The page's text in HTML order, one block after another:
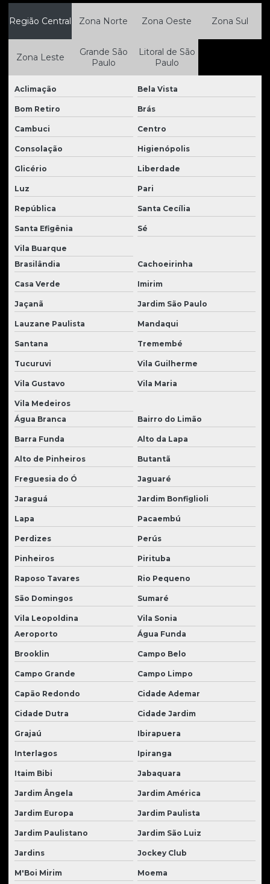
Fábrica de cabines para tratores
Fabricantes de cabines para tratores
Fabricantes de peças para tratores
Filtros para tratores
Laminas para tratores
Manutenção de Material Rodante de Tratores
Manutenção de peças para tratores
Material rodante para trator de esteira
Material rodante para tratores
Mini escavadeira usada à venda
Moto scraper usado à venda
Motoniveladora à venda
Motor de giro escavadeira
Motor de tração escavadeira
Motor de translação
Motores para tratores
Pá carregadeira usada
Parafuso para trator de esteira
Peças para carregadeira volvo
Peças caterpillar
Peças caterpillar usadas
Peças para escavadeira hidráulica
Peças para escavadeiras
Peças para escavadeiras case
Peças para escavadeiras Hyundai
Peças para escavadeiras komatsu
Peças para moto scraper
Peças para motoniveladoras
Peças para motor cummins
Peças para motor perkins
Peças para motor de trator
Peças para pá carregadeira
Peças para retroescavadeiras
Peças para tratores
Peças para tratores caterpillar
Peças para tratores de esteira
Peças para tratores komatsu
Peças para tratores new holland
Região Central Zona Norte Zona Oeste Zona Sul
Zona Leste
Grande São
Paulo
Litoral de São
Paulo
Aclimação Bela Vista
Bom Retiro Brás
Cambuci Centro
Consolação Higienópolis
Glicério Liberdade
Luz Pari
República Santa Cecília
Santa Efigênia Sé
Vila Buarque
Brasilândia
Cachoeirinha
Casa Verde Imirim
Jaçanã Jardim São Paulo
Lauzane Paulista Mandaqui
Santana Tremembé
Tucuruvi Vila Guilherme
Vila Gustavo Vila Maria
Vila Medeiros
Água Branca
Bairro do Limão
Barra Funda Alto da Lapa
Alto de Pinheiros Butantã
Freguesia do Ó Jaguaré
Jaraguá Jardim Bonfiglioli
Lapa Pacaembú
Perdizes Perús
Pinheiros Pirituba
Raposo Tavares Rio Pequeno
São Domingos Sumaré
Vila Leopoldina
Vila Sonia
Aeroporto
Água Funda
Brooklin Campo Belo
Campo Grande Campo Limpo
Capão Redondo Cidade Ademar
Cidade Dutra Cidade Jardim
Grajaú Ibirapuera
Interlagos Ipiranga
Itaim Bibi Jabaquara
Jardim Ângela Jardim América
Jardim Europa Jardim Paulista
Jardim Paulistano Jardim São Luiz
Jardins Jockey Club
M'Boi Mirim Moema